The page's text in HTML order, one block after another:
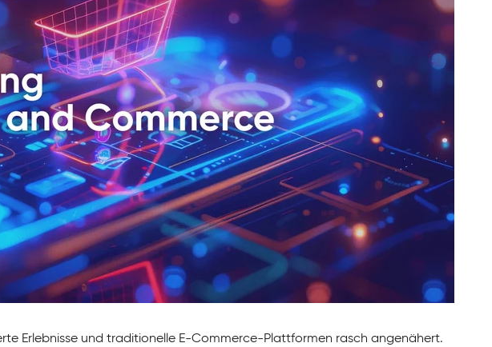
Erlebnisse und traditionelle E-Commerce-Plattformen rasch angenähert.